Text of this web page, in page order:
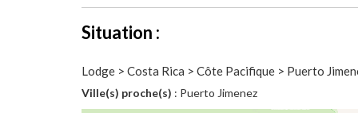
Situation :
Lodge > Costa Rica > Côte Pacifique > Puerto
Ville(s) proche(s) : Puerto Jimenez